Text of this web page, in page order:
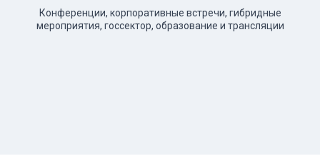
Конференции, корпоративные встречи, гибридные
мероприятия, госсектор, образование и трансляции